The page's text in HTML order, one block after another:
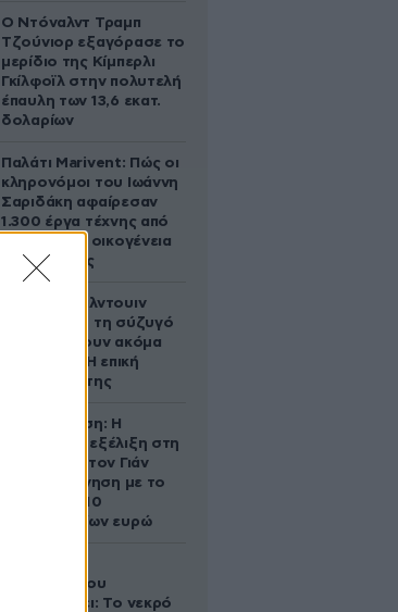
Ο Ντόναλντ Τραμπ
Τζούνιορ εξαγόρασε το
μερίδιο της Κίμπερλι
Γκίλφοϊλ στην πολυτελή
έπαυλη των 13,6 εκατ.
δολαρίων
Παλάτι Marivent: Πώς οι
κληρονόμοι του Ιωάννη
Σαριδάκη αφαίρεσαν
1.300 έργα τέχνης από
τη βασιλική οικογένεια
της Ισπανίας
Ο Άλεκ Μπάλντουιν
ζήτησε από τη σύζυγό
του να κάνουν ακόμα
ένα παιδί – Η επική
αντίδρασή της
Αθηνά Ωνάση: Η
απρόσμενη εξέλιξη στη
διαμάχη με τον Γιάν
Τοπς – Η κίνηση με το
άλογο των 10
εκατομμυρίων ευρώ
Τζώρτζογλου
αποκαλύπτει: Το νεκρό